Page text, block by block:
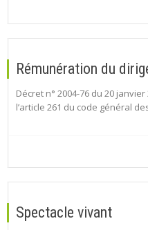
Rémunération du
Décret n° 2004-76 du 20
l’article 261 du code général
Spectacle vivant